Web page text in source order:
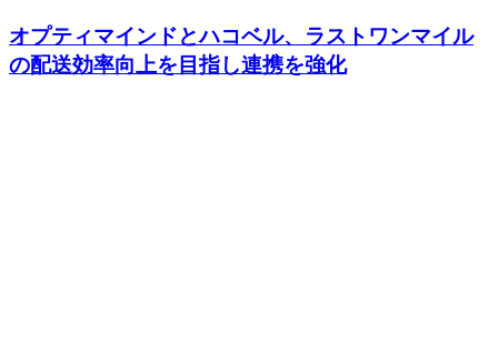
オプティマインドとハコベル、ラストワンマイル
の配送効率向上を目指し連携を強化